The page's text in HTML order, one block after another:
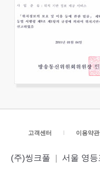
고객센터 이용약관
(주)씽크풀 | 서울 영